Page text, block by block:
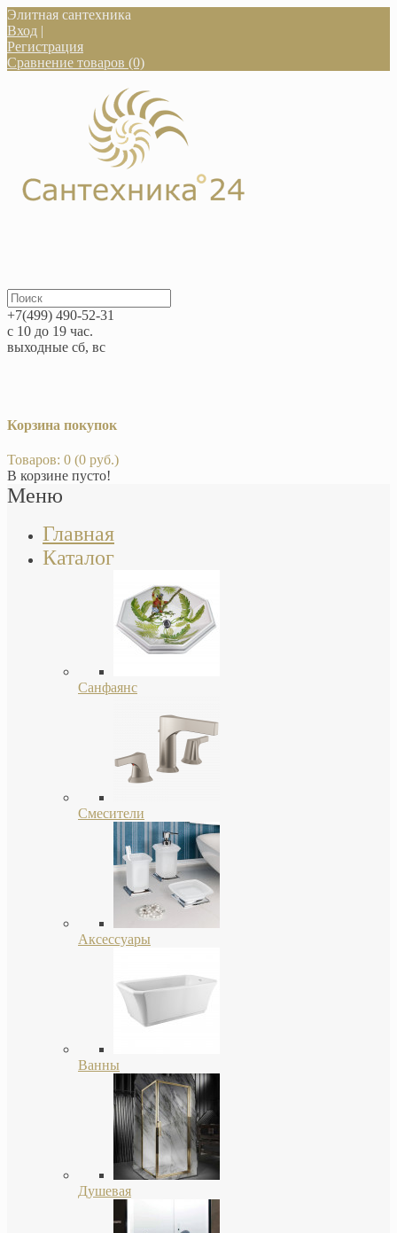
Элитная сантехника
Вход |
Регистрация
Сравнение товаров (0)
+7(499) 490-52-31
с 10 до 19 час.
выходные сб, вс
Корзина покупок
Товаров: 0 (0 руб.)
В корзине пусто!
Меню
Главная
Каталог
Санфаянс
Смесители
Аксессуары
Ванны
Душевая